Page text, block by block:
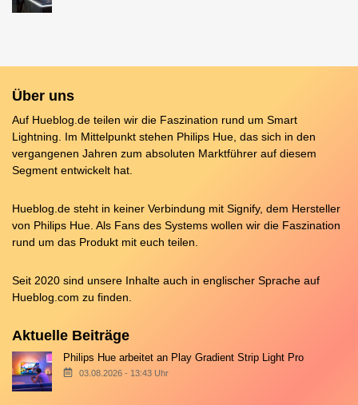
Über uns
Auf Hueblog.de teilen wir die Faszination rund um Smart
Lightning. Im Mittelpunkt stehen Philips Hue, das sich in den
vergangenen Jahren zum absoluten Marktführer auf diesem
Segment entwickelt hat.
Hueblog.de steht in keiner Verbindung mit Signify, dem Hersteller
von Philips Hue. Als Fans des Systems wollen wir die Faszination
rund um das Produkt mit euch teilen.
Seit 2020 sind unsere Inhalte auch in englischer Sprache auf
Hueblog.com zu finden.
Aktuelle Beiträge
Philips Hue arbeitet an Play Gradient Strip Light Pro
03.08.2026 - 13:43 Uhr